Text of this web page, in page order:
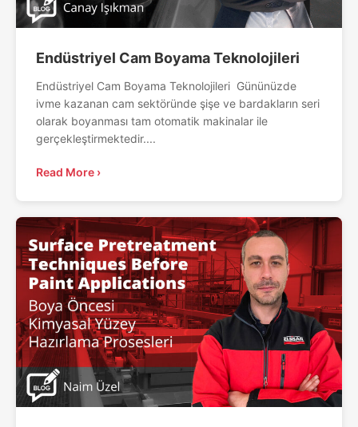
Endüstriyel Cam Boyama Teknolojileri
Endüstriyel Cam Boyama Teknolojileri Gününüzde
ivme kazanan cam sektöründe şişe ve bardakların seri
olarak boyanması tam otomatik makinalar ile
gerçekleştirmektedir....
Read More ›